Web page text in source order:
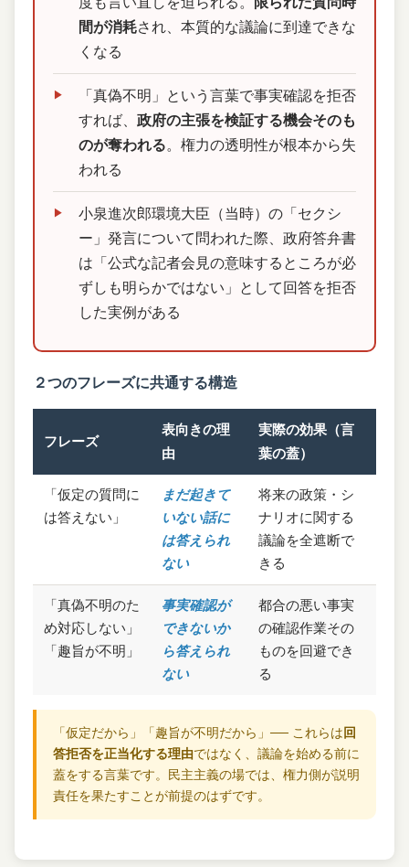
間が消耗され、本質的な議論に到達できな
くなる
「真偽不明」という言葉で事実確認を拒否
すれば、 政府の主張を検証する機会そのも
のが奪われる。権力の透明性が根本から失
われる
小泉進次郎環境大臣（当時）の「セクシ
ー」発言について問われた際、政府答弁書
は「公式な記者会見の意味するところが必
ずしも明らかではない」として回答を拒否
した実例がある
２つのフレーズに共通する構造
フレーズ
表向きの理
由
実際の効果（言
葉の蓋）
「仮定の質問に
は答えない」
まだ起きて
いない話に
は答えられ
ない
将来の政策・シ
ナリオに関する
議論を全遮断で
きる
「真偽不明のた
め対応しない」
「趣旨が不明」
事実確認が
できないか
ら答えられ
ない
都合の悪い事実
の確認作業その
ものを回避でき
る
「仮定だから」「趣旨が不明だから」── これらは回
答拒否を正当化する理由ではなく、議論を始める前に
蓋をする言葉です。民主主義の場では、権力側が説明
責任を果たすことが前提のはずです。